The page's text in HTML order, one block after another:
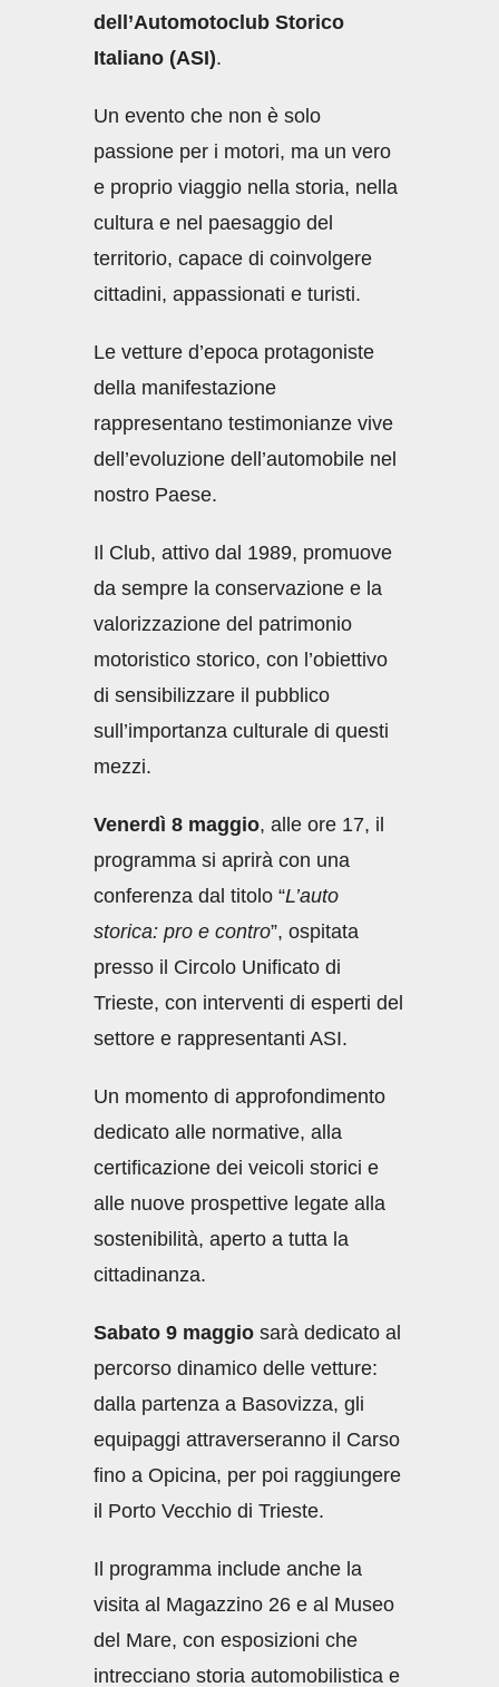
dell’Automotoclub Storico
Italiano (ASI).
Un evento che non è solo
passione per i motori, ma un vero
e proprio viaggio nella storia, nella
cultura e nel paesaggio del
territorio, capace di coinvolgere
cittadini, appassionati e turisti.
Le vetture d’epoca protagoniste
della manifestazione
rappresentano testimonianze vive
dell’evoluzione dell’automobile nel
nostro Paese.
Il Club, attivo dal 1989, promuove
da sempre la conservazione e la
valorizzazione del patrimonio
motoristico storico, con l’obiettivo
di sensibilizzare il pubblico
sull’importanza culturale di questi
mezzi.
Venerdì 8 maggio, alle ore 17, il
programma si aprirà con una
conferenza dal titolo “L’auto
storica: pro e contro”, ospitata
presso il Circolo Unificato di
Trieste, con interventi di esperti del
settore e rappresentanti ASI.
Un momento di approfondimento
dedicato alle normative, alla
certificazione dei veicoli storici e
alle nuove prospettive legate alla
sostenibilità, aperto a tutta la
cittadinanza.
Sabato 9 maggio sarà dedicato al
percorso dinamico delle vetture:
dalla partenza a Basovizza, gli
equipaggi attraverseranno il Carso
fino a Opicina, per poi raggiungere
il Porto Vecchio di Trieste.
Il programma include anche la
visita al Magazzino 26 e al Museo
del Mare, con esposizioni che
intrecciano storia automobilistica e